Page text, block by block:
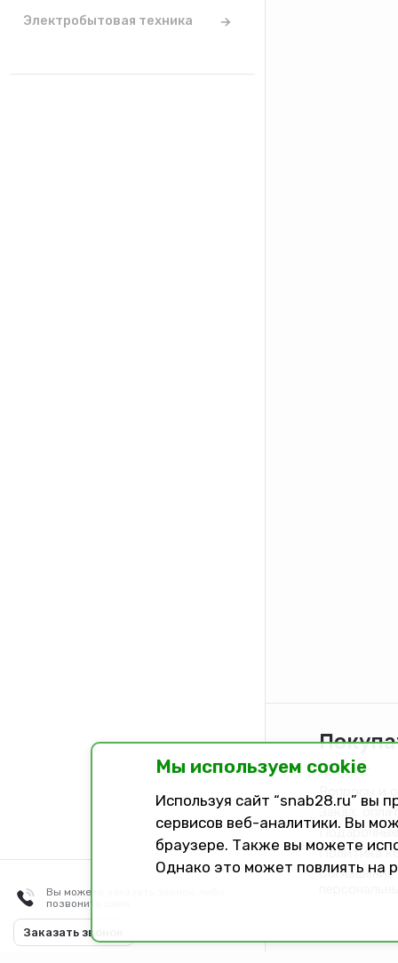
Электробытовая техника
Вы можете заказать звонок, либо
позвонить сами
Заказать звонок
Каталог
Вопросы и
Заказ,
Политика
Разработано в
Мы используем cookie
Используя сайт “snab28.ru” вы
сервисов веб-аналитики. Вы
браузере. Также вы можете
Однако это может повлиять на